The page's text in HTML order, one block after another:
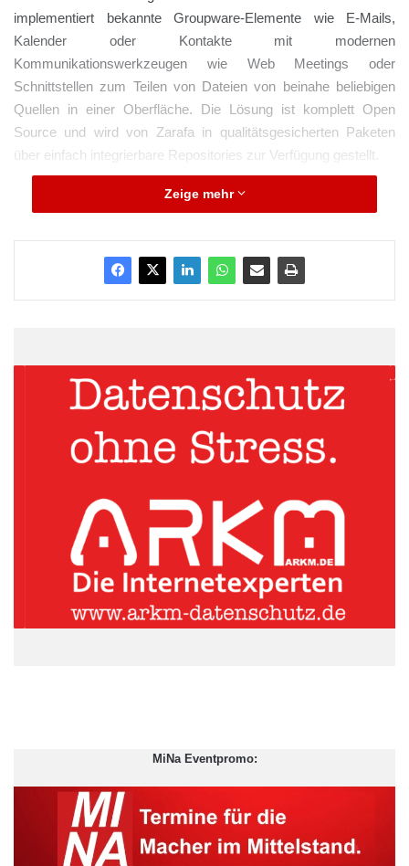
implementiert bekannte Groupware-Elemente wie E-Mails,
Kalender oder Kontakte mit modernen
Kommunikationswerkzeugen wie Web Meetings oder
Schnittstellen zum Teilen von Dateien von beinahe beliebigen
Quellen in einer Oberfläche. Die Lösung ist komplett Open
Source und wird von Zarafa in qualitätsgesicherten Paketen
über einfach integrierbare Repositories zur Verfügung gestellt.
ARKM.marketing
Zeige mehr
MiNa Eventpromo: